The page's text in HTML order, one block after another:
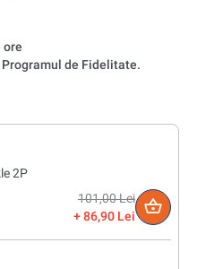
ore
de Fidelitate.
2P
101,00 Lei
86,90 Lei